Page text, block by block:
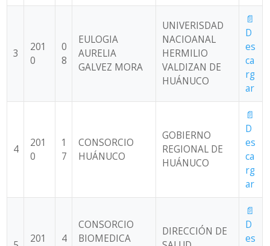
3
201
0
0
8
EULOGIA
AURELIA
GALVEZ MORA
UNIVERISDAD
NACIOANAL
HERMILIO
VALDIZAN DE
HUÁNUCO
📄
D
es
ca
rg
ar
4
201
0
1
7
CONSORCIO
HUÁNUCO
GOBIERNO
REGIONAL DE
HUÁNUCO
📄
D
es
ca
rg
ar
201 4
CONSORCIO
BIOMEDICA
DIRECCIÓN DE
📄
D
es